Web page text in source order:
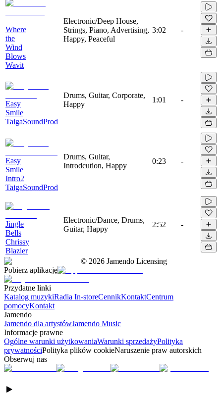
Where
the
Wind
Blows
Wavit
Electronic/Deep House,
Strings, Piano, Advertising,
Happy, Peaceful
3:02 -
Easy
Smile
TaigaSoundProd
Drums, Guitar, Corporate,
Happy
1:01 -
Easy
Smile
Intro2
TaigaSoundProd
Drums, Guitar,
Introdcution, Happy
0:23 -
Jingle
Bells
Chrissy
Blazier
Electronic/Dance, Drums,
Guitar, Happy
2:52 -
© 2026 Jamendo Licensing
Pobierz aplikację
Przydatne linki
Katalog muzykiRadia In-storeCennikKontaktCentrum
pomocyKontakt
Jamendo
Jamendo dla artystówJamendo Music
Informacje prawne
Ogólne warunki użytkowaniaWarunki sprzedażyPolityka
prywatnościPolityka plików cookieNaruszenie praw autorskich
Obserwuj nas